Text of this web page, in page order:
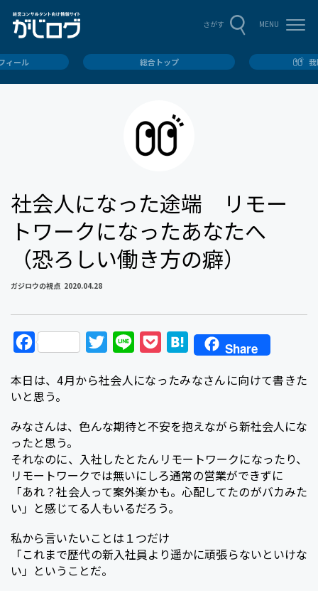
さがす MENU
ィール 総合トップ
社会人になった途端 リモー
トワークになったあなたへ
（恐ろしい働き方の癖）
ガジロウの視点 2020.04.28
F
c
e
b
o
o
k
i
t
r
n
c
e
H
t
n
Share
本日は、4月から社会人になったみなさんに向けて書きた
いと思う。
みなさんは、色んな期待と不安を抱えながら新社会人にな
ったと思う。
それなのに、入社したとたんリモートワークになったり、
リモートワークでは無いにしろ通常の営業ができずに
「あれ？社会人って案外楽かも。心配してたのがバカみた
い」と感じてる人もいるだろう。
私から言いたいことは１つだけ
「これまで歴代の新入社員より遥かに頑張らないといけな
い」ということだ。